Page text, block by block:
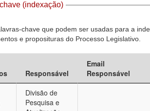
(indexação)
chave que podem ser usadas para a
e proposituras do Processo Legislativo.
Responsável
Email
Responsável
Divisão de
Pesquisa e